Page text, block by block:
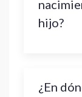
hijo?
¿En